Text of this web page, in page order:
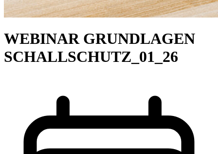
WEBINAR GRUNDLAGEN
SCHALLSCHUTZ_01_26